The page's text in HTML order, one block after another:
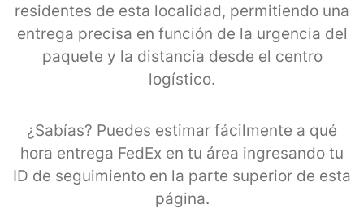
residentes de esta localidad, permitiendo una
entrega precisa en función de la urgencia del
paquete y la distancia desde el centro
logístico.
¿Sabías? Puedes estimar fácilmente a qué
hora entrega FedEx en tu área ingresando tu
ID de seguimiento en la parte superior de esta
página.